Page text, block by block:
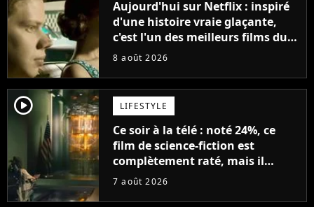
Aujourd'hui sur Netflix : inspiré
d'une histoire vraie glaçante,
c'est l'un des meilleurs films du
21ème siècle
8 août 2026
player2 LIFESTYLE
Ce soir à la télé : noté 24%, ce
film de science-fiction est
complètement raté, mais il
aurait pu être encore pire à
7 août 2026